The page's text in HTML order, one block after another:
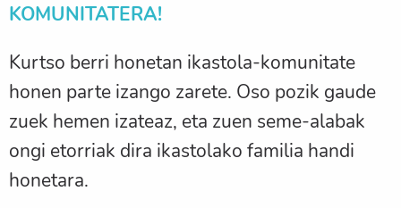
KOMUNITATERA!
Kurtso berri honetan ikastola-komunitate
honen parte izango zarete. Oso pozik gaude
zuek hemen izateaz, eta zuen seme-alabak
ongi etorriak dira ikastolako familia handi
honetara.